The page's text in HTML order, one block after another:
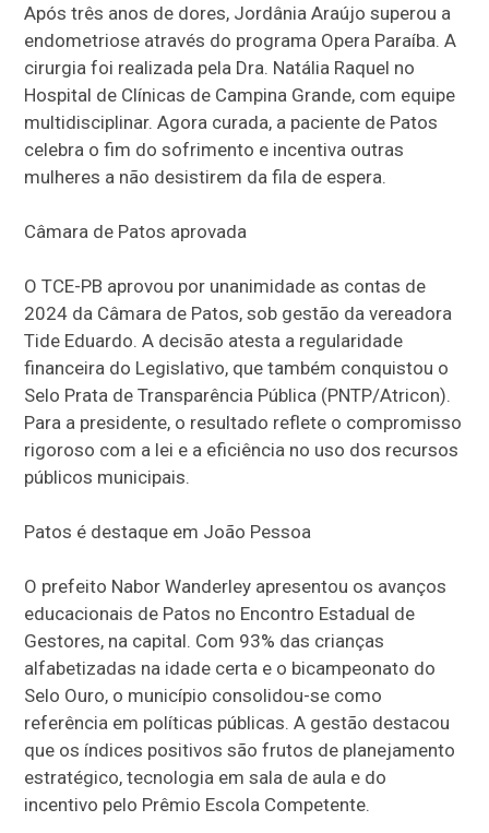
Após três anos de dores, Jordânia Araújo superou a
endometriose através do programa Opera Paraíba. A
cirurgia foi realizada pela Dra. Natália Raquel no
Hospital de Clínicas de Campina Grande, com equipe
multidisciplinar. Agora curada, a paciente de Patos
celebra o fim do sofrimento e incentiva outras
mulheres a não desistirem da fila de espera.
Câmara de Patos aprovada
O TCE-PB aprovou por unanimidade as contas de
2024 da Câmara de Patos, sob gestão da vereadora
Tide Eduardo. A decisão atesta a regularidade
financeira do Legislativo, que também conquistou o
Selo Prata de Transparência Pública (PNTP/Atricon).
Para a presidente, o resultado reflete o compromisso
rigoroso com a lei e a eficiência no uso dos recursos
públicos municipais.
Patos é destaque em João Pessoa
O prefeito Nabor Wanderley apresentou os avanços
educacionais de Patos no Encontro Estadual de
Gestores, na capital. Com 93% das crianças
alfabetizadas na idade certa e o bicampeonato do
Selo Ouro, o município consolidou-se como
referência em políticas públicas. A gestão destacou
que os índices positivos são frutos de planejamento
estratégico, tecnologia em sala de aula e do
incentivo pelo Prêmio Escola Competente.